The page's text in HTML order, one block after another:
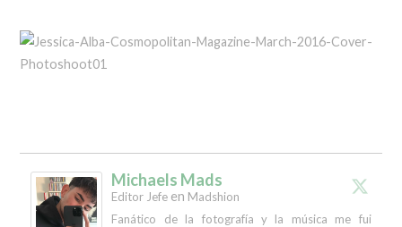
Michaels Mads
Editor Jefe en Madshion
Fanático de la fotografía y la música me fui